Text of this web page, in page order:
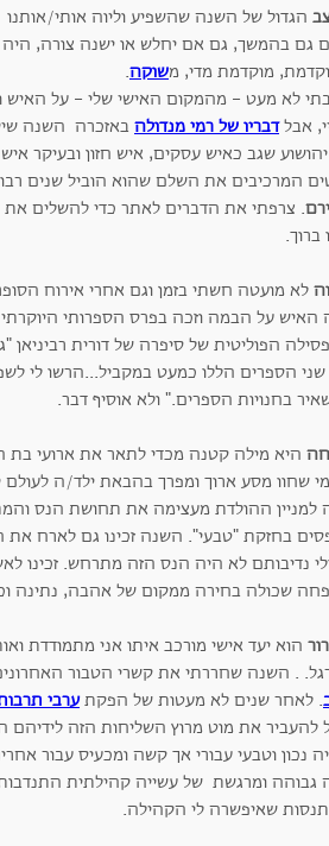
הגדול של השנה שהשפיע וליוה אותי/
גם בהמשך, גם אם יחלש או ישנה צורה,
מוקדמת מדי, משוקה.
לא מעט - מהמקום האישי שלי - על האיש
אבלדבריו של רמי מנדולה באזכרה השנה
שגב כאיש עסקים, איש חזון ובעיקר
המרכיבים את השלם שהוא הוביל שנים
. צרפתי את הדברים לאתר כדי להשלים את
ברוך.
לא מועטה חשתי בזמן וגם אחרי אירוח
האיש על הבמה וזכה בפרס הספרותי היוקרתי
הפוליטית של סיפרה של דורית רביניאן
הספרים הללו כמעט במקביל...הרשו לי
בחנויות הספרים." ולא אוסיף דבר.
היא מילה קטנה מכדי לתאר את ארועי בת
שחוו מסע ארוך ומפרך בהבאת ילד/ה לעולם
למניין ההולדת מעצימה את תחושת הנס
בחזקת "טבעי". השנה זכינו גם לארח את
נדיבותם לא היה הנס הזה מתרחש. זכינו
שכולה בחירה ממקום של אהבה, נתינה
הוא יעד אישי מורכב איתו אני מתמודדת
. השנה שחררתי את קשרי הטבור
. לאחר שנים לא מעטות של הפקתערבי
להעביר את מוט מרוץ השליחות הזה לידיהם
נכון וטבעי עבורי אך קשה ומכעיס עבור
גבוהה ומרגשת של עשייה קהילתית
שאיפשרה לי הקהילה.